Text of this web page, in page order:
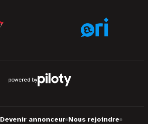
powered by
Devenir annonceur Nous rejoindre